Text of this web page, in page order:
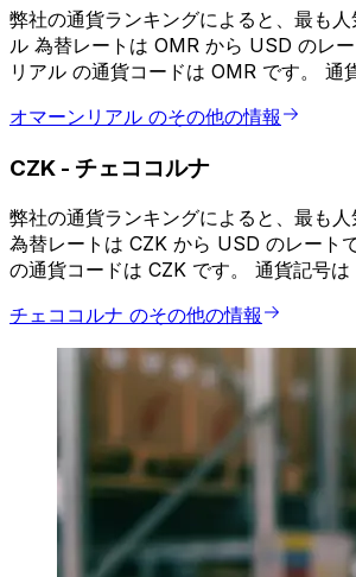
弊社の通貨ランキングによると、最も
ル 為替レートは OMR から USD のレ
オマーンリアル のその他の情報
CZK - チェココルナ
弊社の通貨ランキングによると、最も
為替レートは CZK から USD のレート
の通貨コードは CZK です。 通貨記号は
チェココルナ のその他の情報